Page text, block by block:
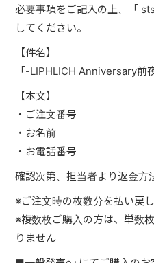
必要事項をご記入の上、「
してください。
【件名】
「-LIPHLICH Anniversary前
【本文】
・ご注文番号
・お名前
・お電話番号
確認次第、担当者より返金方
※ご注文時の枚数分を払い戻
※複数枚ご購入の方は、単数
りません